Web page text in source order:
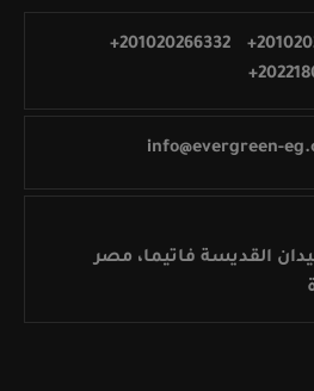
+201020266332
info@evergreen-
القديسة فاتيما، مصر